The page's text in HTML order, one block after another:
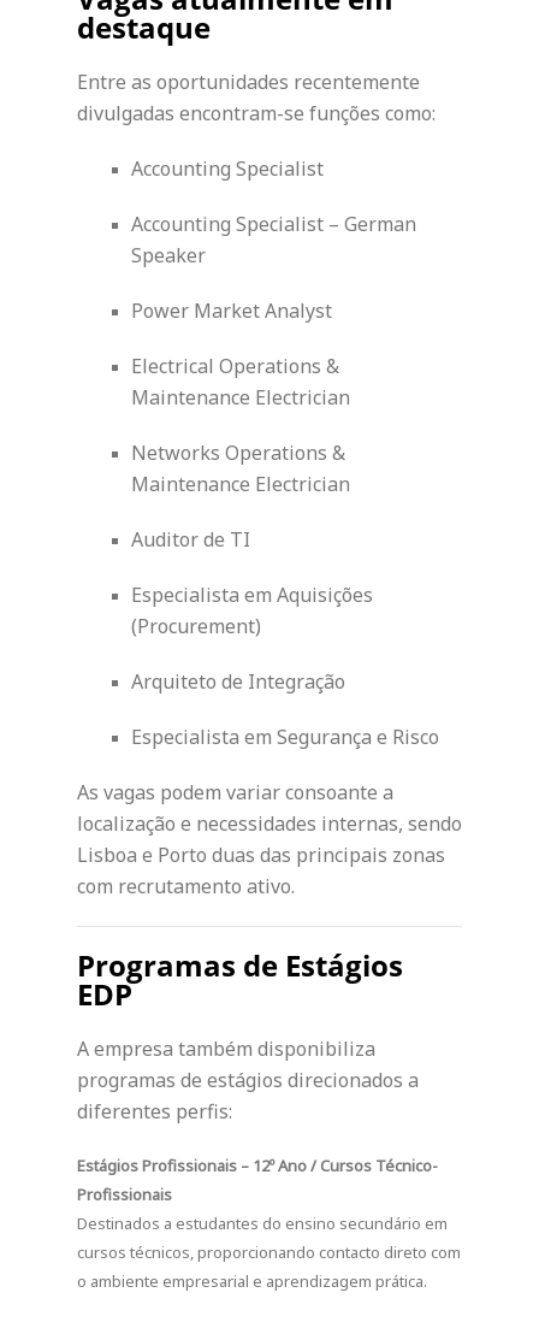
destaque
Entre as oportunidades recentemente
divulgadas encontram-se funções como:
Accounting Specialist
Accounting Specialist – German
Speaker
Power Market Analyst
Electrical Operations &
Maintenance Electrician
Networks Operations &
Maintenance Electrician
Auditor de TI
Especialista em Aquisições
(Procurement)
Arquiteto de Integração
Especialista em Segurança e Risco
As vagas podem variar consoante a
localização e necessidades internas, sendo
Lisboa e Porto duas das principais zonas
com recrutamento ativo.
Programas de Estágios
EDP
A empresa também disponibiliza
programas de estágios direcionados a
diferentes perfis:
Estágios Profissionais – 12º Ano / Cursos Técnico-
Profissionais
Destinados a estudantes do ensino secundário em
cursos técnicos, proporcionando contacto direto com
o ambiente empresarial e aprendizagem prática.